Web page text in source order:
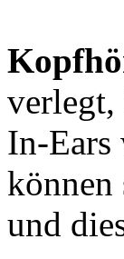
In-Ears
können
und